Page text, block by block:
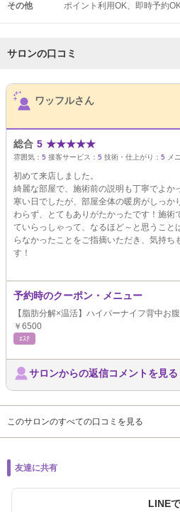
その他 ポイント利用OK 即時予約
サロンの口コミ
サロンPick Up
ワッフルさん
総合 5 ★★★★★
雰囲気： 5 接客サービス： 5 技術・仕上がり： 5 メ
初めて来店しました。
綺麗な部屋で、施術前の説明も丁寧でよか
寒い日でしたが、部屋全体の暖房がしっか
わらず、とてもありがたかったです！施術
ていらっしゃって、なるほど～と思うこと
らなかったことをご指摘いただき、気持ち
す！
予約時のクーポン・メニュー
【脂肪分解×温活】ハイパーナイフ背中
￥6500
ｴｽﾃ
サロンからの返信コメントを見る
このサロンのすべての口コミを見る
友達に共有
LINE